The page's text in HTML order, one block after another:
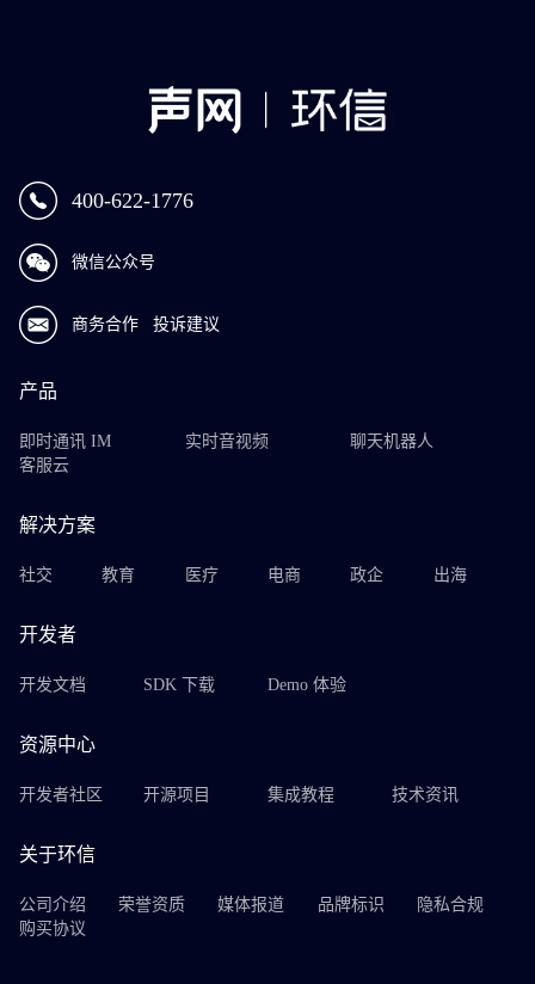
400-622-1776
微信公众号
商务合作 投诉建议
产品
即时通讯 IM 实时音视频
聊天机器人
客服云
解决方案
社交 教育 医疗 电商 政企 出海
开发者
开发文档 SDK 下载 Demo 体验
资源中心
开发者社区 开源项目 集成教程 技术资讯
关于环信
公司介绍 荣誉资质 媒体报道 品牌标识
隐私合规
购买协议